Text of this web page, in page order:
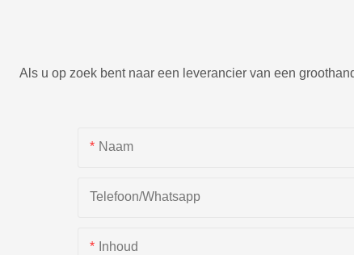
Als u op zoek bent naar een leverancier van een
Naam
Telefoon/whatsapp
Inhoud